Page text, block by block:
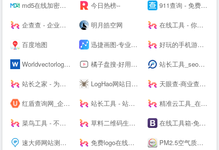
md5在线加密解密 今日热榜-- 911查询 - 免费实用查询工具大全网站
企查查 - 企业工商信息查询系统_查企业_查老板_查风险就上企查查! 明月皓空网 在线工具 - 你的工具箱
百度地图 迅捷画图-专业的在线作图网站,在线画思维导图、流程图 好玩的手机游戏下载-免费安卓软件下载 - 阳光下载站
Worldvectorlogo: Brand logos free to download 橘子盘搜-好用的影视资源搜索引擎 站长工具_seo综合查询工具_批量查询分析工具_枫树seo网
站长之家 - 为站长提供常用站长工具 webmaster--.cn LogHao网站日志在线分析工具_拉格好百度蜘蛛(baiduspider)在线分析-www.LogHao.cn站长工具 天眼查-商业查询平台_企业信息查询_公司查询_工商查询_企业信用信息系统
红盾查询网_企业工商信息查询系统 站长工具 - 站长之家 精准云工具_在线工具大全
菜鸟工具 - 不止于工具 草料二维码生成器 在线工具箱-免费实用工具大全-工具狗
速大师网站测速_IP地址归属地查询-免费IP查询API接口 免费logo在线制作-字体logo-logo设计-U钙网 PM2.5空气质量实时查询 - 911查询